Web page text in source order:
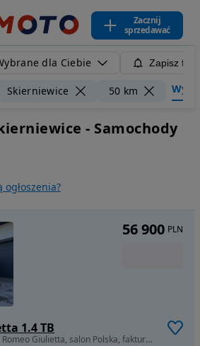
Zacznij
sprzedawać
dla Ciebie Zapisz
Skierniewice 50 km
- Samochody
ogłoszenia?
1.4 TB
1368 cm3 • 120 KM • Alfa Romeo Giulietta, salon Polska, faktura VAT 23%
56 900 PLN